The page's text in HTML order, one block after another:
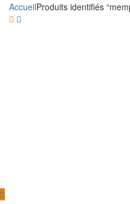
AccueilProduits identifiés